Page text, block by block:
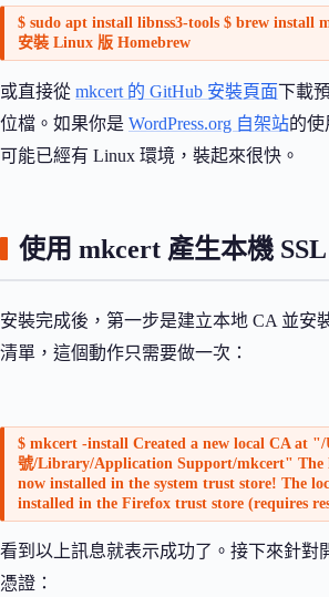
$ sudo apt install libnss3-tools $ brew install
安裝 Linux 版 Homebrew
或直接從 mkcert 的 GitHub 安裝頁面下載
位檔。如果你是 WordPress.org 自架站的使
可能已經有 Linux 環境，裝起來很快。
使用 mkcert 產生本機
安裝完成後，第一步是建立本地 CA 並安
清單，這個動作只需要做一次：
$ mkcert -install Created a new local CA at "/
號/Library/Application Support/mkcert" The
now installed in the system trust store! The
installed in the Firefox trust store (requires
看到以上訊息就表示成功了。接下來針對
憑證：